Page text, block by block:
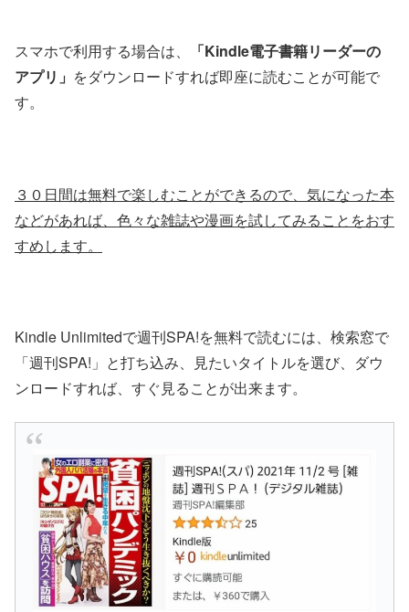
スマホで利用する場合は、
「Kindle電子書籍リーダーの
アプリ」 をダウンロードすれば即座に読むことが可能で
す。
３０日間は無料で楽しむことができるので、気になった本
などがあれば、色々な雑誌や漫画を試してみることをおす
すめします。
Kindle Unlimitedで週刊SPA!を無料で読むには、検索窓で
「週刊SPA!」と打ち込み、見たいタイトルを選び、ダウ
ンロードすれば、すぐ見ることが出来ます。